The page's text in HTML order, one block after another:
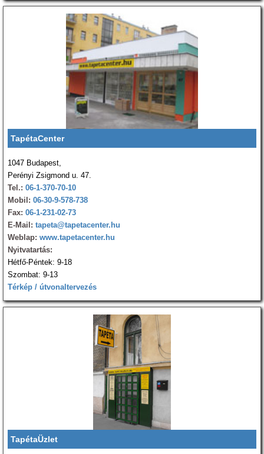
TapétaCenter
1047 Budapest,
Perényi Zsigmond u. 47.
Tel.: 06-1-370-70-10
Mobil: 06-30-9-578-738
Fax: 06-1-231-02-73
E-Mail: tapeta@tapetacenter.hu
Weblap: www.tapetacenter.hu
Nyitvatartás:
Hétfő-Péntek: 9-18
Szombat: 9-13
Térkép / útvonaltervezés
TapétaÜzlet